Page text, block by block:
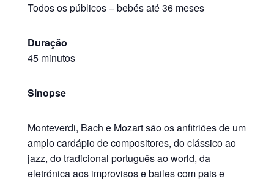
Todos os públicos–bebés até 36 meses
Duração
45 minutos
Sinopse
Monteverdi, Bach e Mozart são os anfitriões de um
amplo cardápio de compositores, do clássico ao
jazz, do tradicional português ao world, da
eletrónica aos improvisos e bailes com pais e